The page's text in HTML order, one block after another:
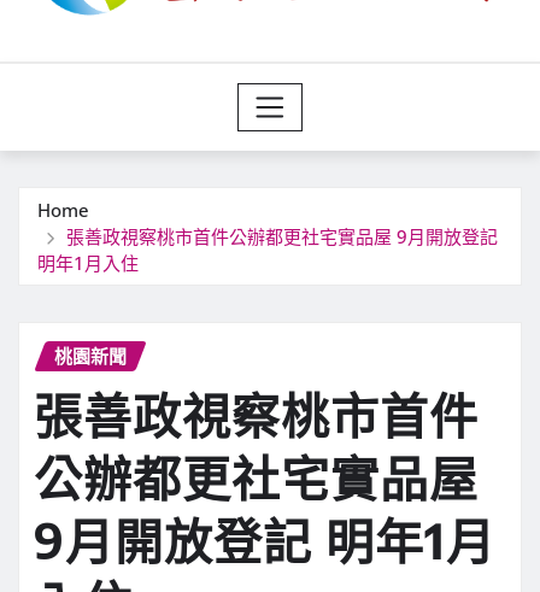
Home
張善政視察桃市首件公辦都更社宅實品屋 9月開放登記
明年1月入住
桃園新聞
張善政視察桃市首件
公辦都更社宅實品屋
9月開放登記 明年1月